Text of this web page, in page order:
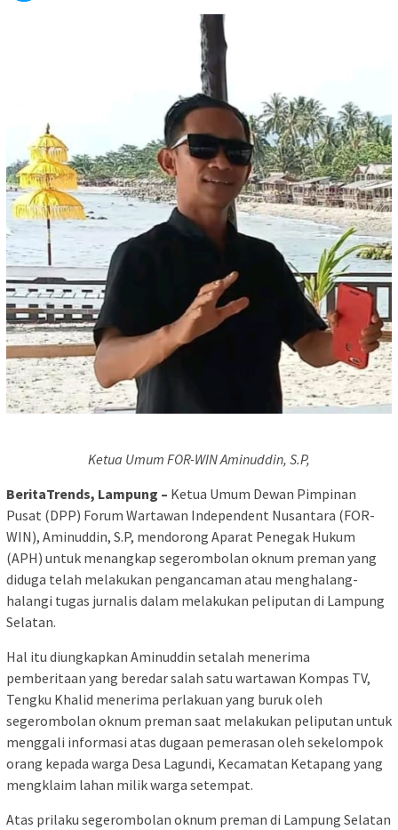
Ketua Umum FOR-WIN Aminuddin, S.P,
BeritaTrends, Lampung – Ketua Umum Dewan Pimpinan
Pusat (DPP) Forum Wartawan Independent Nusantara (FOR-
WIN), Aminuddin, S.P, mendorong Aparat Penegak Hukum
(APH) untuk menangkap segerombolan oknum preman yang
diduga telah melakukan pengancaman atau menghalang-
halangi tugas jurnalis dalam melakukan peliputan di Lampung
Selatan.
Hal itu diungkapkan Aminuddin setalah menerima
pemberitaan yang beredar salah satu wartawan Kompas TV,
Tengku Khalid menerima perlakuan yang buruk oleh
segerombolan oknum preman saat melakukan peliputan untuk
menggali informasi atas dugaan pemerasan oleh sekelompok
orang kepada warga Desa Lagundi, Kecamatan Ketapang yang
mengklaim lahan milik warga setempat.
Atas prilaku segerombolan oknum preman di Lampung Selatan